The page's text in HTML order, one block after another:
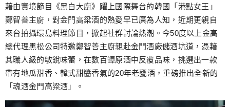
跳
至
主
要
內
容
藉由實境節目《黑白大廚》躍上國際舞台的韓國「港點女王」
鄭智善主廚，對金門高粱酒的熱愛早已廣為人知，近期更親自
來台拍攝環島料理節目，掀起社群討論熱潮。今50度以上金高
總代理黑松公司特邀鄭智善主廚親赴金門酒廠儲酒坑道，憑藉
其職人級的敏銳味蕾，在數百罈原酒中反覆品味，挑選出一款
帶有地瓜甜香、韓式甜醬香氣的20年老甕酒，重磅推出全新的
「魂酒金門高粱酒」。